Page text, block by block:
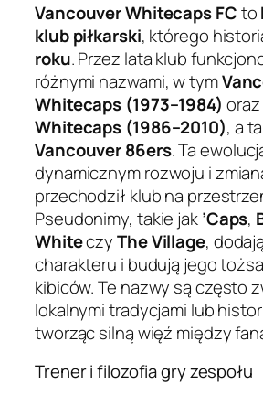
Vancouver Whitecaps FCto
klub piłkarski, którego
roku. Przez lata klub
różnymi nazwami, w tym
Whitecaps (1973–1984) oraz
Whitecaps (1986–2010), a
Vancouver 86ers. Ta
dynamicznym rozwoju i
przechodził klub na
Pseudonimy, takie jak’Caps,
WhiteczyThe Village,
charakteru i budują jego
kibiców. Te nazwy są często
lokalnymi tradycjami lub
tworząc silną więź między
Trener i filozofia gry zespołu